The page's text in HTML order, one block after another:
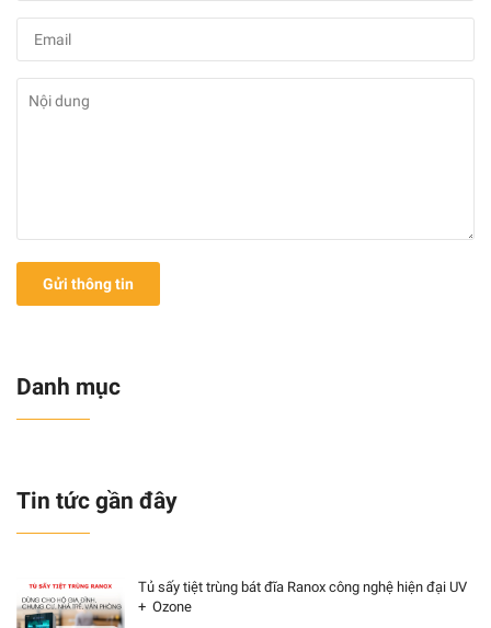
Gửi thông tin
Danh mục
Tin tức gần đây
Tủ sấy tiệt trùng bát đĩa Ranox công nghệ hiện đại UV
+ Ozone